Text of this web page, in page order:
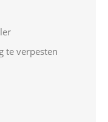
te verpesten